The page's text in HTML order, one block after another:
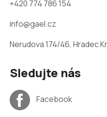
+420 774 786 154
info@gael.cz
Nerudova 174/46, Hradec
Sledujte nás
Facebook